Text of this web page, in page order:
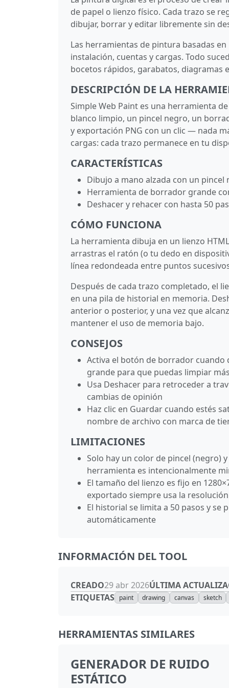
de papel o lienzo físico. Cada trazo se
dibujar, borrar y editar libremente sin
Las herramientas de pintura basadas
instalación, cuentas y cargas. Todo
bocetos rápidos, garabatos, diagramas
DESCRIPCIÓN DE LA
Simple Web Paint es una herramienta
blanco limpio, un pincel negro, un
y exportación PNG con un clic — nada
cargas: cada trazo permanece en tu
CARACTERÍSTICAS
Dibujo a mano alzada con un pincel
Herramienta de borrador grande
Deshacer y rehacer con hasta 50
CÓMO FUNCIONA
La herramienta dibuja en un lienzo
arrastras el ratón (o tu dedo en
línea redondeada entre puntos
Después de cada trazo completado, el
en una pila de historial en memoria.
anterior o posterior, y una vez que
mantener el uso de memoria bajo.
CONSEJOS
Activa el botón de borrador
grande para que puedas limpiar
Usa Deshacer para retroceder a
cambias de opinión
Haz clic en Guardar cuando estés
nombre de archivo con marca de
LIMITACIONES
Solo hay un color de pincel (negro)
herramienta es intencionalmente
El tamaño del lienzo es fijo en
exportado siempre usa la
El historial se limita a 50 pasos y se
automáticamente
INFORMACIÓN DEL TOOL
CREADO29 abr 2026ÚLTIMA
ETIQUETAS paint drawing canvas sketch
HERRAMIENTAS SIMILARES
GENERADOR DE RUIDO
ESTÁTICO